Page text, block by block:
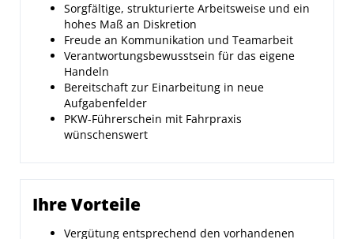
Sorgfältige, strukturierte Arbeitsweise und ein
hohes Maß an Diskretion
Freude an Kommunikation und Teamarbeit
Verantwortungsbewusstsein für das eigene
Handeln
Bereitschaft zur Einarbeitung in neue
Aufgabenfelder
PKW-Führerschein mit Fahrpraxis
wünschenswert
Ihre Vorteile
Vergütung entsprechend den vorhandenen